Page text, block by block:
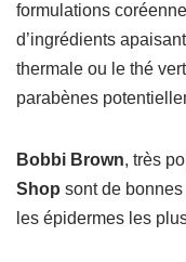
formulations
d’ingrédients
thermale ou le thé
parabènes
Bobbi Brown, très
Shop sont de
les épidermes les